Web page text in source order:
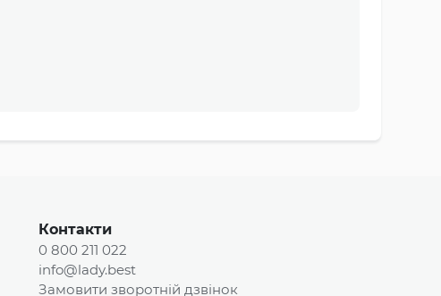
Контакти
0 800 211 022
info@lady.best
Замовити зворотній дзвінок